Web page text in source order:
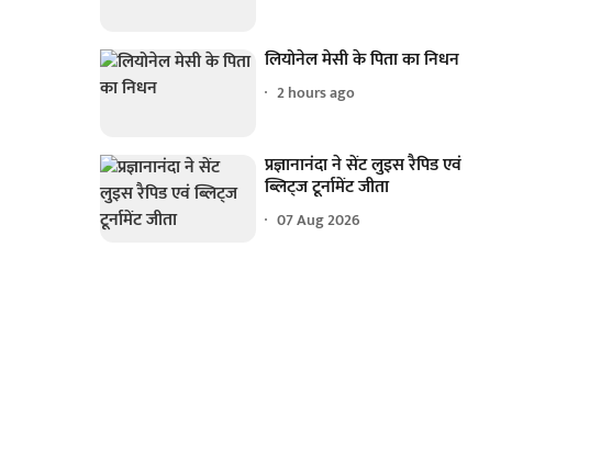
लियोनेल मेसी के पिता का निधन
2 hours ago
प्रज्ञानानंदा ने सेंट लुइस रैपिड एवं
ब्लिट्ज टूर्नामेंट जीता
07 Aug 2026